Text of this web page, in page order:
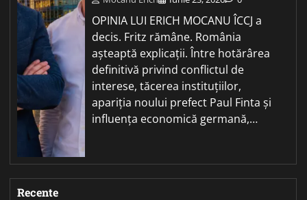
OPINIA LUI ERICH MOCANU ÎCCJ a
decis. Fritz rămâne. România
așteaptă explicații. Între hotărârea
definitivă privind conflictul de
interese, tăcerea instituțiilor,
apariția noului prefect Paul Finta și
influența economică germană,…
Recente